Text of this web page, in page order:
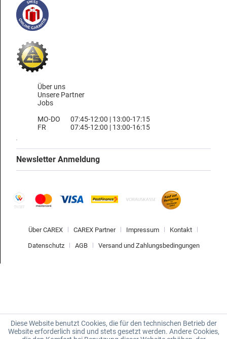
Über uns
Unsere Partner
Jobs
MO-DO
FR
07:45-12:00 | 13:00-17:15
07:45-12:00 | 13:00-16:15
Newsletter Anmeldung
Über CAREX CAREX Partner Impressum Kontakt
Datenschutz AGB Versand und Zahlungsbedingungen
Diese Website benutzt Cookies, die für den technischen Betrieb der
Website erforderlich sind und stets gesetzt werden. Andere Cookies,